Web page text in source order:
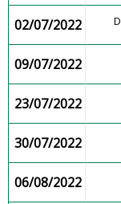
02/07/2022
09/07/2022
23/07/2022
30/07/2022
06/08/2022